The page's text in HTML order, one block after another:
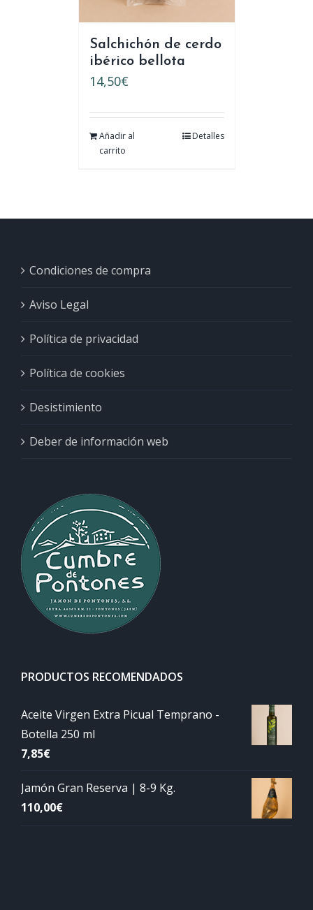
Salchichón de cerdo
ibérico bellota
14,50€
Añadir al
carrito
Detalles
Condiciones de compra
Aviso Legal
Política de privacidad
Política de cookies
Desistimiento
Deber de información web
PRODUCTOS RECOMENDADOS
Aceite Virgen Extra Picual Temprano -
Botella 250 ml
7,85€
Jamón Gran Reserva | 8-9 Kg.
110,00€